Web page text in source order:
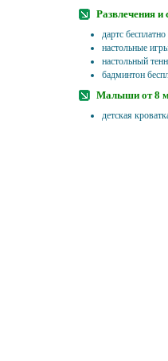
Развлечения и
дартс бесплатно
настольные
настольный
бадминтон
Малыши от 8
детская